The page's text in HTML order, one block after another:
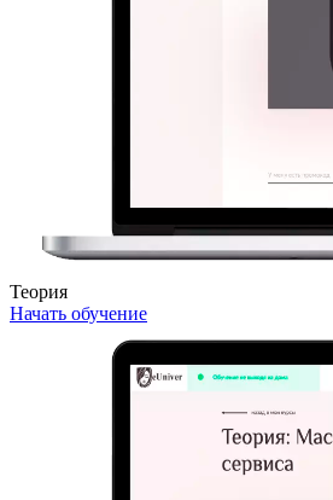
Теория
Начать обучение